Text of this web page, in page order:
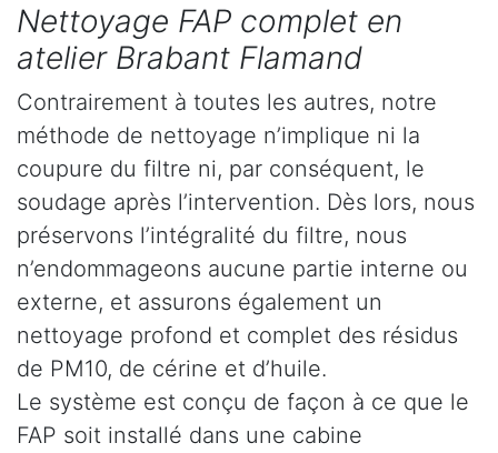
Nettoyage FAP complet en
atelier Brabant Flamand
Contrairement à toutes les autres, notre
méthode de nettoyage n’implique ni la
coupure du filtre ni, par conséquent, le
soudage après l’intervention. Dès lors, nous
préservons l’intégralité du filtre, nous
n’endommageons aucune partie interne ou
externe, et assurons également un
nettoyage profond et complet des résidus
de PM10, de cérine et d’huile.
Le système est conçu de façon à ce que le
FAP soit installé dans une cabine